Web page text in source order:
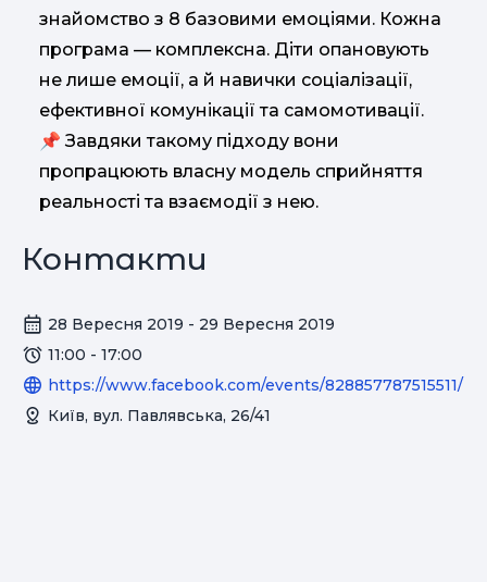
знайомство з 8 базовими емоціями. Кожна
програма — комплексна. Діти опановують
не лише емоції, а й навички соціалізації,
ефективної комунікації та самомотивації.
📌 Завдяки такому підходу вони
пропрацюють власну модель сприйняття
реальності та взаємодії з нею.
Контакти
28 Вересня 2019 - 29 Вересня 2019
11:00 - 17:00
https://www.facebook.com/events/828857787515511/
Київ, вул. Павлявська, 26/41